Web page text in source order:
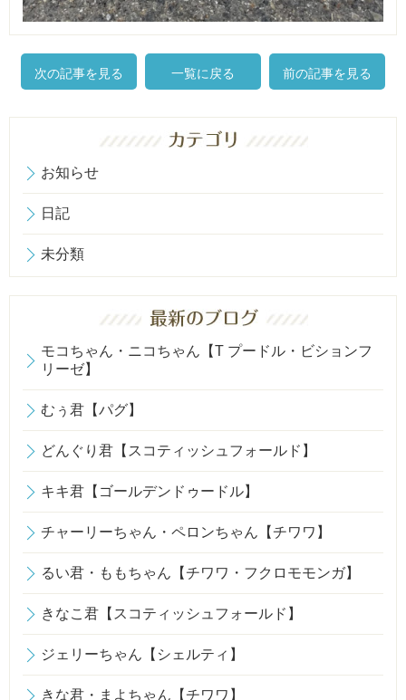
次の記事を見る 一覧に戻る 前の記事を見る
お知らせ
日記
未分類
モコちゃん・ニコちゃん【T プードル・ビションフ
リーゼ】
むぅ君【パグ】
どんぐり君【スコティッシュフォールド】
キキ君【ゴールデンドゥードル】
チャーリーちゃん・ペロンちゃん【チワワ】
るい君・ももちゃん【チワワ・フクロモモンガ】
きなこ君【スコティッシュフォールド】
ジェリーちゃん【シェルティ】
きな君・まよちゃん【チワワ】